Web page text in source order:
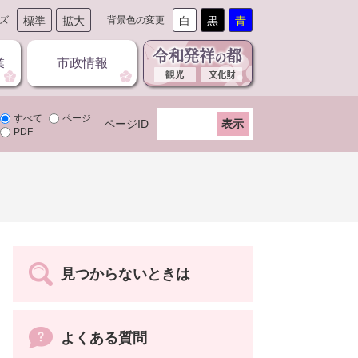
標準 拡大 背景色の変更 白 黒 青
市政情報
すべて
ページ
PDF
ページID
見つからないときは
よくある質問